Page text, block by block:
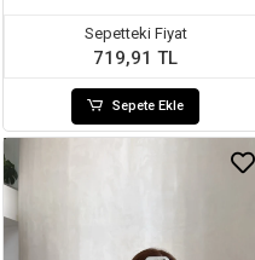
Sepetteki Fiyat
719,91 TL
Sepete Ekle